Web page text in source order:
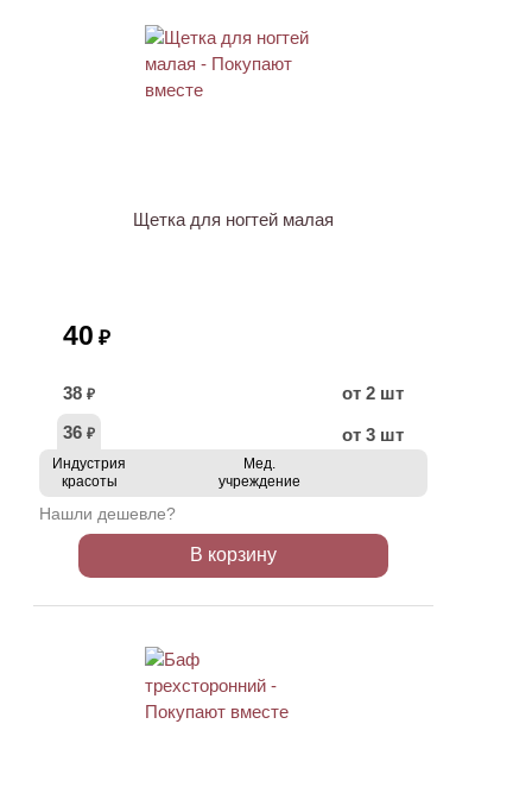
Щетка для ногтей малая
40 ₽
38 ₽
от 2 шт
36 ₽ от 3 шт
Индустрия
красоты
Мед.
учреждение
Нашли дешевле?
В корзину